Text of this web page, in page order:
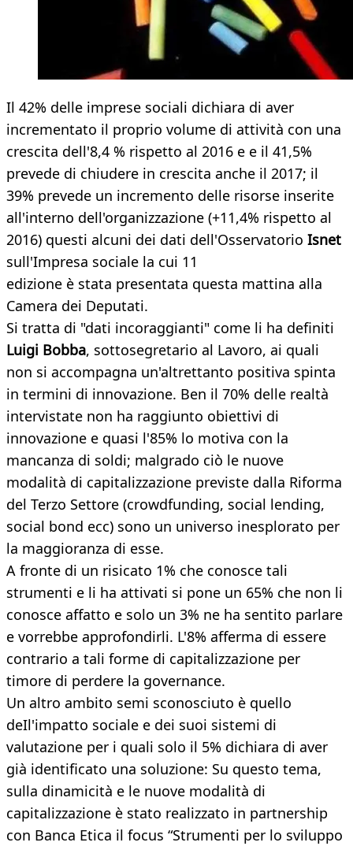
Il 42% delle imprese sociali dichiara di aver
incrementato il proprio volume di attività con una
crescita dell'8,4 % rispetto al 2016 e e il 41,5%
prevede di chiudere in crescita anche il 2017; il
39% prevede un incremento delle risorse inserite
all'interno dell'organizzazione (+11,4% rispetto al
2016) questi alcuni dei dati dell'Osservatorio Isnet
sull'Impresa sociale la cui 11
edizione è stata presentata questa mattina alla
Camera dei Deputati.
Si tratta di "dati incoraggianti" come li ha definiti
Luigi Bobba, sottosegretario al Lavoro, ai quali
non si accompagna un'altrettanto positiva spinta
in termini di innovazione. Ben il 70% delle realtà
intervistate non ha raggiunto obiettivi di
innovazione e quasi l'85% lo motiva con la
mancanza di soldi; malgrado ciò le nuove
modalità di capitalizzazione previste dalla Riforma
del Terzo Settore (crowdfunding, social lending,
social bond ecc) sono un universo inesplorato per
la maggioranza di esse.
A fronte di un risicato 1% che conosce tali
strumenti e li ha attivati si pone un 65% che non li
conosce affatto e solo un 3% ne ha sentito parlare
e vorrebbe approfondirli. L'8% afferma di essere
contrario a tali forme di capitalizzazione per
timore di perdere la governance.
Un altro ambito semi sconosciuto è quello
deIl'impatto sociale e dei suoi sistemi di
valutazione per i quali solo il 5% dichiara di aver
già identificato una soluzione: Su questo tema,
sulla dinamicità e le nuove modalità di
capitalizzazione è stato realizzato in partnership
con Banca Etica il focus “Strumenti per lo sviluppo